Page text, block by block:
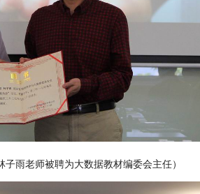
雨老师被聘为大数据教材编委会主任）